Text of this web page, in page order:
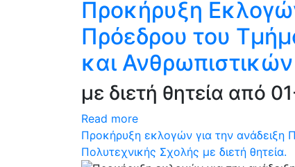
Προκήρυξη
Πρόεδρου του
και
με διετή θητεία από
Read more
Προκήρυξη εκλογών για την
Πολυτεχνικής Σχολής με διετή θητεία.